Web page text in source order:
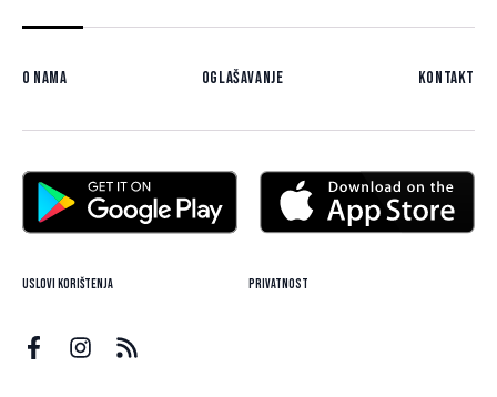
O nama Oglašavanje Kontakt
Uslovi korištenja Privatnost